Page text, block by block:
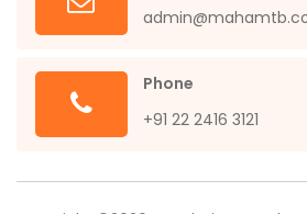
Phone
+91 22 2416 3121